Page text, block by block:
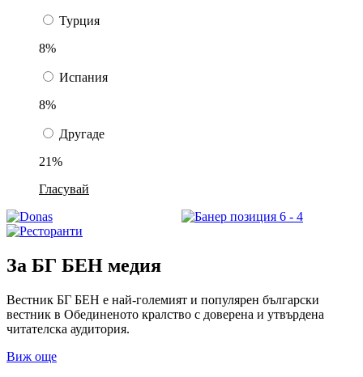
Турция
8%
Испания
8%
Другаде
21%
Гласувай
За БГ БЕН медия
Вестник БГ БЕН е най-големият и популярен български
вестник в Обединеното кралство с доверена и утвърдена
читателска аудитория.
Виж още